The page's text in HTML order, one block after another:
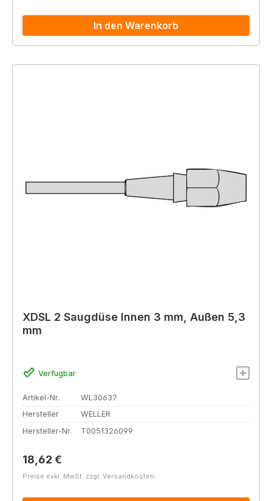
In den Warenkorb
XDSL 2 Saugdüse Innen 3 mm, Außen 5,3
mm
Verfügbar
Artikel-Nr.
WL30637
Hersteller
WELLER
Hersteller-Nr.
T0051326099
Regulärer Preis:
18,62 €
Preise exkl. MwSt. zzgl. Versandkosten